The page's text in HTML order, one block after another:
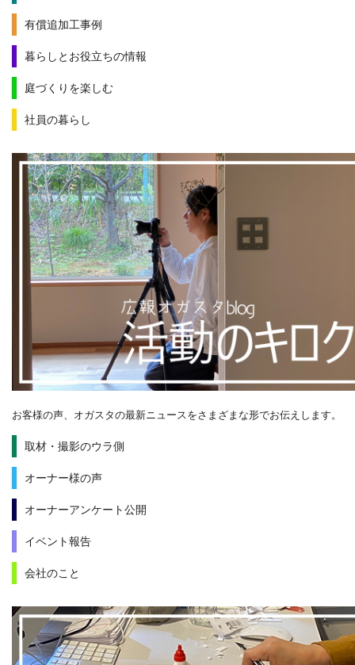
有償追加工事例
暮らしとお役立ちの情報
庭づくりを楽しむ
社員の暮らし
お客様の声、オガスタの最新ニュースをさまざまな形でお伝えします。
取材・撮影のウラ側
オーナー様の声
オーナーアンケート公開
イベント報告
会社のこと